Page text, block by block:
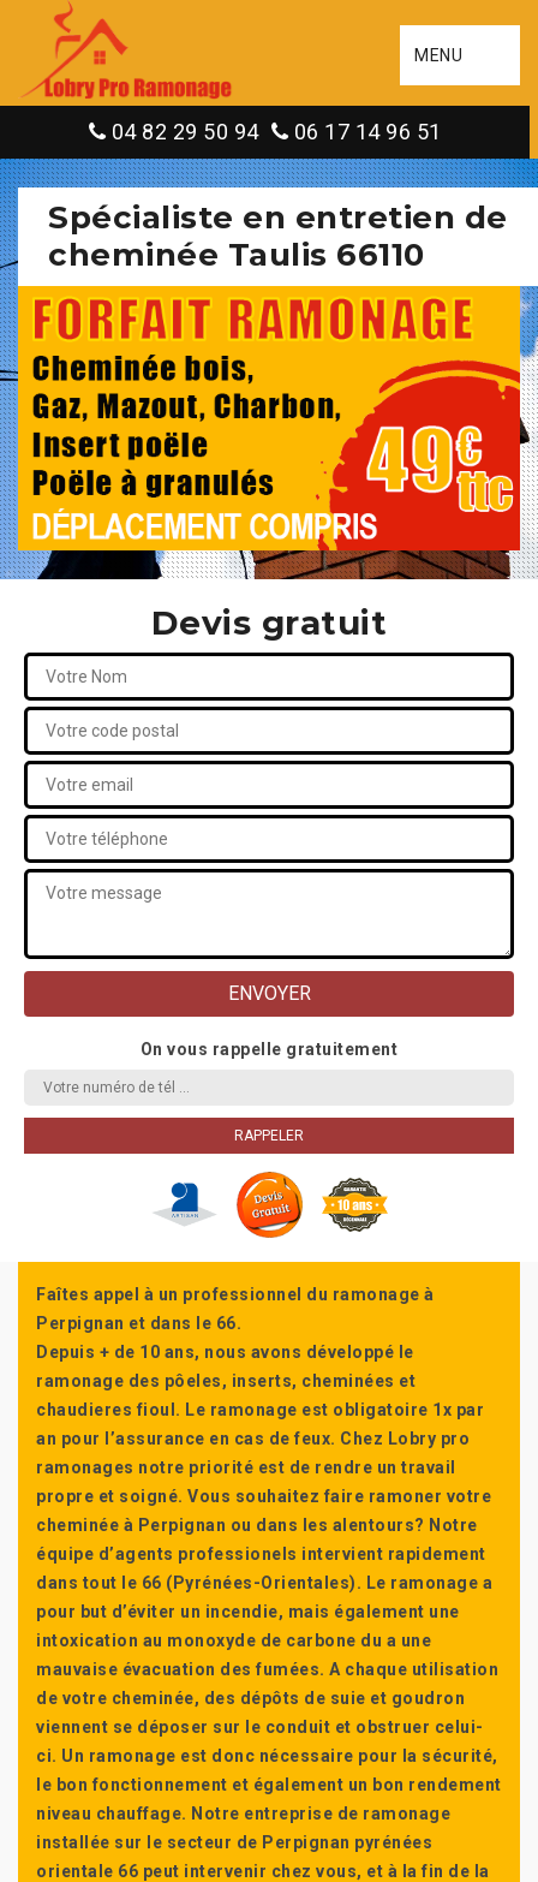
MENU
04 82 29 50 94 06 17 14 96 51
Spécialiste en entretien de
cheminée Taulis 66110
Devis gratuit
On vous rappelle gratuitement
Faîtes appel à un professionnel du ramonage à
Perpignan et dans le 66.
Depuis + de 10 ans, nous avons développé le
ramonage des pôeles, inserts, cheminées et
chaudieres fioul. Le ramonage est obligatoire 1x par
an pour l’assurance en cas de feux. Chez Lobry pro
ramonages notre priorité est de rendre un travail
propre et soigné. Vous souhaitez faire ramoner votre
cheminée à Perpignan ou dans les alentours? Notre
équipe d’agents professionels intervient rapidement
dans tout le 66 (Pyrénées-Orientales). Le ramonage a
pour but d’éviter un incendie, mais également une
intoxication au monoxyde de carbone du a une
mauvaise évacuation des fumées. A chaque utilisation
de votre cheminée, des dépôts de suie et goudron
viennent se déposer sur le conduit et obstruer celui-
ci. Un ramonage est donc nécessaire pour la sécurité,
le bon fonctionnement et également un bon rendement
niveau chauffage. Notre entreprise de ramonage
installée sur le secteur de Perpignan pyrénées
orientale 66 peut intervenir chez vous, et à la fin de la